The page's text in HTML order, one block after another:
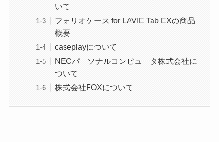
いて
フォリオケース for LAVIE Tab EXの商品
概要
caseplayについて
NECパーソナルコンピュータ株式会社に
ついて
株式会社FOXについて